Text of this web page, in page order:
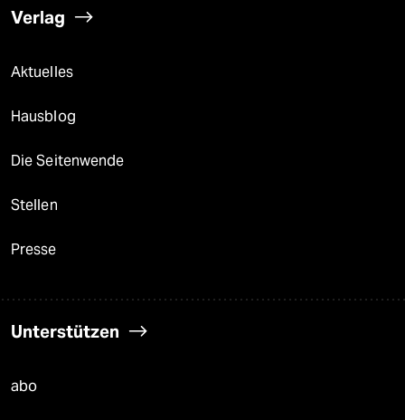
Verlag
Aktuelles
Hausblog
Die Seitenwende
Stellen
Presse
Unterstützen
abo